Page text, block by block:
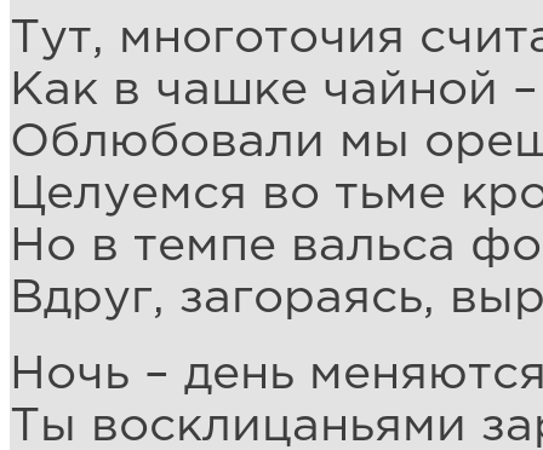
Тут, многоточия
Как в чашке чайной
Облюбовали мы
Целуемся во тьме
Но в темпе вальса
Вдруг, загораясь,
Ночь – день
Ты восклицаньями